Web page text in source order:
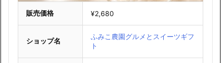
販売価格 ¥2,680
ショップ名
ふみこ農園グルメとスイーツギフ
ト